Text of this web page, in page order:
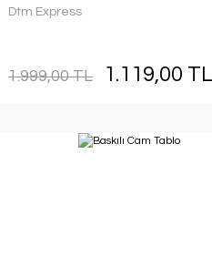
Dtm Express
1.999,00 TL 1.119,00 TL